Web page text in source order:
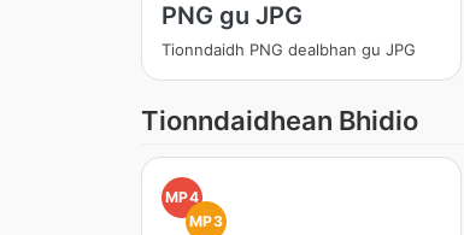
PNG gu JPG
Tionndaidh PNG dealbhan gu JPG
Tionndaidhean Bhidio
MP4
MP3